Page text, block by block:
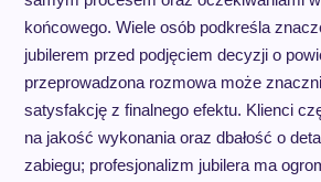
końcowego. Wiele osób podkreśla
jubilerem przed podjęciem decyzji o
przeprowadzona rozmowa może
satysfakcję z finalnego efektu. Klienci
na jakość wykonania oraz dbałość o
zabiegu; profesjonalizm jubilera ma